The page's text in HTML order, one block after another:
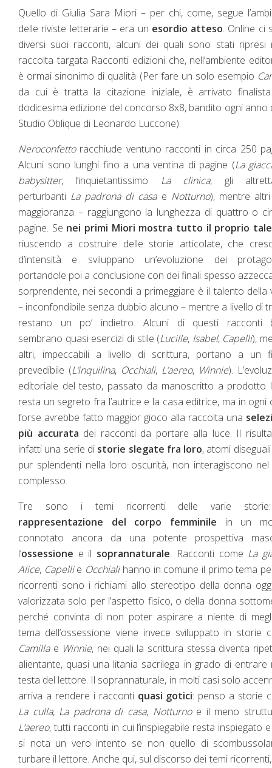
Quello di Giulia Sara Miori – per chi, come, segue
delle riviste letterarie – era un esordio atteso. Online ci
diversi suoi racconti, alcuni dei quali sono stati ripresi
raccolta targata Racconti edizioni che, nell’ambiente
è ormai sinonimo di qualità (Per fare un solo esempio
da cui è tratta la citazione iniziale, è arrivato
dodicesima edizione del concorso 8x8, bandito ogni anno
Studio Oblique di Leonardo Luccone).
Neroconfetto racchiude ventuno racconti in circa 250
Alcuni sono lunghi fino a una ventina di pagine (La
babysitter, l’inquietantissimo La clinica, gli
perturbanti La padrona di casa e Notturno), mentre
maggioranza – raggiungono la lunghezza di quattro o
pagine. Se nei primi Miori mostra tutto il proprio
riuscendo a costruire delle storie articolate, che
d’intensità e sviluppano un’evoluzione dei
portandole poi a conclusione con dei finali spesso
sorprendente, nei secondi a primeggiare è il talento della
– inconfondibile senza dubbio alcuno – mentre a livello di
restano un po’ indietro. Alcuni di questi racconti
sembrano quasi esercizi di stile (Lucille, Isabel, Capelli),
altri, impeccabili a livello di scrittura, portano a un
prevedibile (L’inquilina, Occhiali, L’aereo, Winnie).
editoriale del testo, passato da manoscritto a prodotto
resta un segreto fra l’autrice e la casa editrice, ma in ogni
forse avrebbe fatto maggior gioco alla raccolta una
più accurata dei racconti da portare alla luce. Il
infatti una serie di storie slegate fra loro, atomi
pur splendenti nella loro oscurità, non interagiscono
complesso.
Tre sono i temi ricorrenti delle varie
rappresentazione del corpo femminile in un
connotato ancora da una potente prospettiva
l’ossessione e il soprannaturale. Racconti come La
Alice, Capellie Occhiali hanno in comune il primo tema
ricorrenti sono i richiami allo stereotipo della donna
valorizzata solo per l’aspetto fisico, o della donna
perché convinta di non poter aspirare a niente di
tema dell’ossessione viene invece sviluppato in storie
Camilla e Winnie, nei quali la scrittura stessa diventa
alientante, quasi una litania sacrilega in grado di entrare
testa del lettore. Il soprannaturale, in molti casi solo
arriva a rendere i racconti quasi gotici: penso a storie
La culla, La padrona di casa, Notturno e il meno
L’aereo, tutti racconti in cui l’inspiegabile resta inspiegato
si nota un vero intento se non quello di
turbare il lettore. Anche qui, sul discorso dei temi